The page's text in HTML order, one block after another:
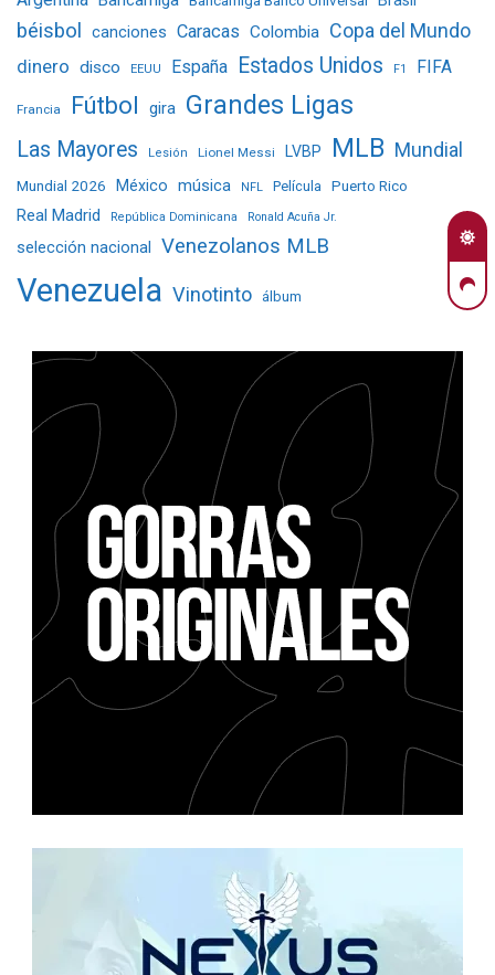
béisbol canciones Caracas Colombia Copa del Mundo
dinero disco EEUU España Estados Unidos F1 FIFA
Francia Fútbol gira Grandes Ligas
Las Mayores Lesión Lionel Messi LVBP MLB Mundial
Mundial 2026 México música NFL Película Puerto Rico
Real Madrid República Dominicana Ronald Acuña Jr.
selección nacional Venezolanos MLB
Venezuela Vinotinto álbum